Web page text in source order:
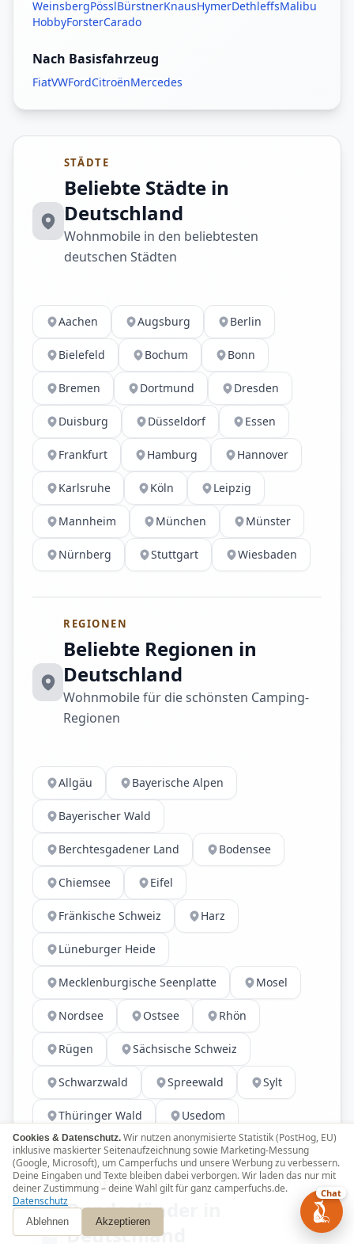
WeinsbergPösslBürstnerKnausHymerDethleffsMalibu
HobbyForsterCarado
Nach Basisfahrzeug
FiatVWFordCitroënMercedes
STÄDTE
Beliebte Städte in
Deutschland
Wohnmobile in den beliebtesten
deutschen Städten
Aachen Augsburg Berlin
Bielefeld Bochum Bonn
Bremen Dortmund Dresden
Duisburg Düsseldorf Essen
Frankfurt Hamburg Hannover
Karlsruhe Köln Leipzig
Mannheim München Münster
Nürnberg Stuttgart Wiesbaden
REGIONEN
Beliebte Regionen in
Deutschland
Wohnmobile für die schönsten Camping-
Regionen
Allgäu Bayerische Alpen
Bayerischer Wald
Berchtesgadener Land Bodensee
Chiemsee Eifel
Fränkische Schweiz Harz
Lüneburger Heide
Mecklenburgische Seenplatte Mosel
Nordsee Ostsee Rhön
Rügen Sächsische Schweiz
Schwarzwald Spreewald Sylt
Thüringer Wald Usedom
BUNDESLÄNDER
Bundesländer in
Deutschland
Cookies & Datenschutz. Wir nutzen anonymisierte Statistik (PostHog, EU)
inklusive maskierter Seitenaufzeichnung sowie Marketing-Messung
(Google, Microsoft), um Camperfuchs und unsere Werbung zu verbessern.
Deine Eingaben und Texte bleiben dabei verborgen. Wir laden das nur mit
deiner Zustimmung – deine Wahl gilt für ganz camperfuchs.de.
Datenschutz
Ablehnen Akzeptieren
Chat